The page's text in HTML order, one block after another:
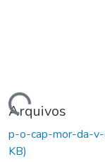
Carregando...
Arquivos
p-o-cap-mor-da-
KB)